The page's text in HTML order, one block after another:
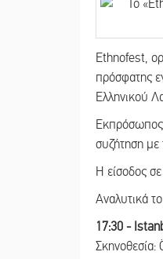
Ethnofest,
πρόσφατης
Ελληνικού
Εκπρόσωπος
συζήτηση με
Η είσοδος σε
Αναλυτικά
17:30 -